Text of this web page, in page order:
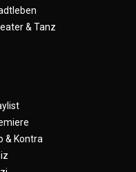
& Tanz
& Kontra